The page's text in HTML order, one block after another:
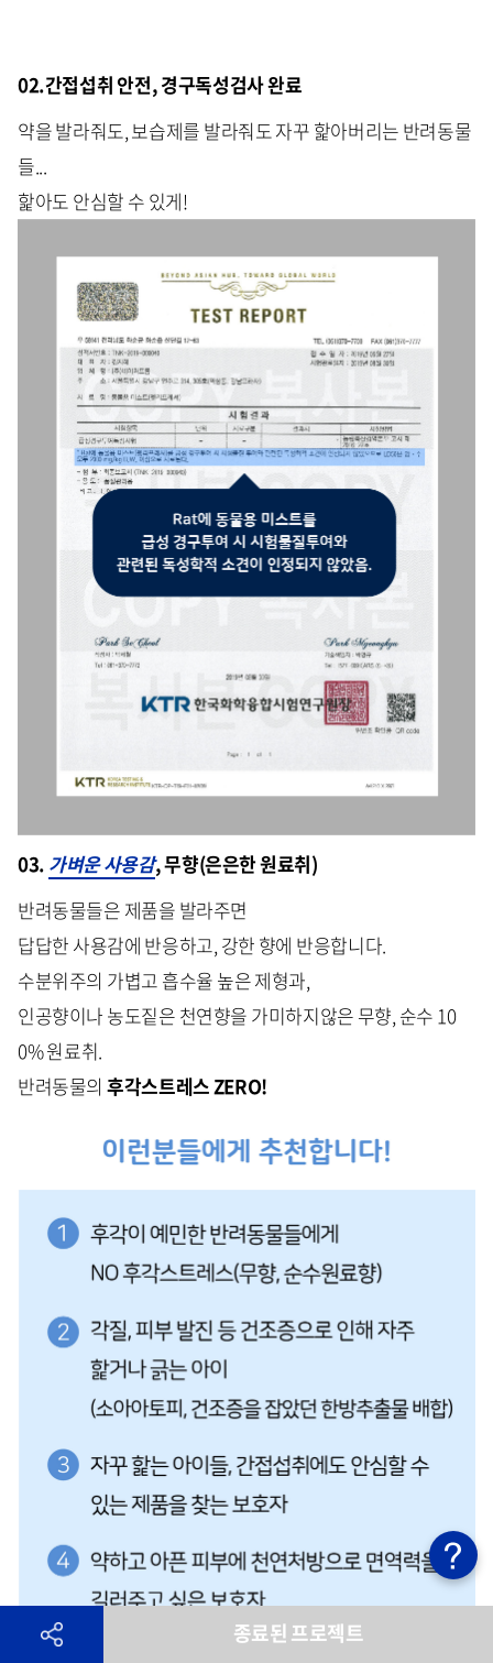
02.간접섭취 안전, 경구독성검사 완료
약을 발라줘도, 보습제를 발라줘도 자꾸 핥아버리는 반려동물
들...
핥아도 안심할 수 있게!
03. 가벼운 사용감, 무향(은은한 원료취)
반려동물들은 제품을 발라주면
답답한 사용감에 반응하고, 강한 향에 반응합니다.
수분위주의 가볍고 흡수율 높은 제형과,
인공향이나 농도짙은 천연향을 가미하지않은 무향, 순수 10
0% 원료취.
반려동물의후각스트레스 ZERO!
종료된 프로젝트